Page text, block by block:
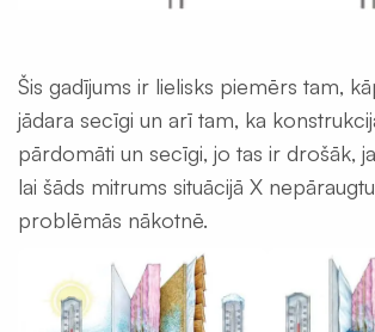
Šis gadījums ir lielisks piemērs tam,
jādara secīgi un arī tam, ka
pārdomāti un secīgi, jo tas ir drošāk,
lai šāds mitrums situācijā X
problēmās nākotnē.
folija
plēves
Ģeomembrāna
ģeotekstils
aizsargplēve,